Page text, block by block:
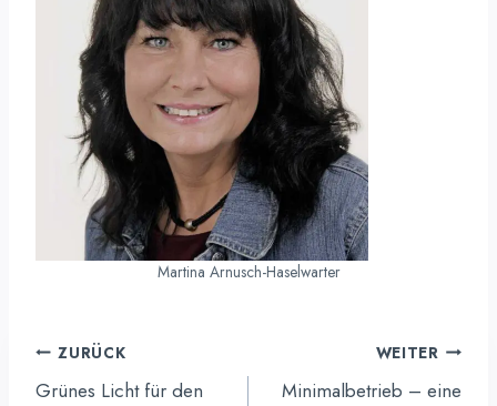
Martina Arnusch-Haselwarter
Beitragsnavigation
ZURÜCK
Grünes Licht für den
WEITER
Minimalbetrieb – eine